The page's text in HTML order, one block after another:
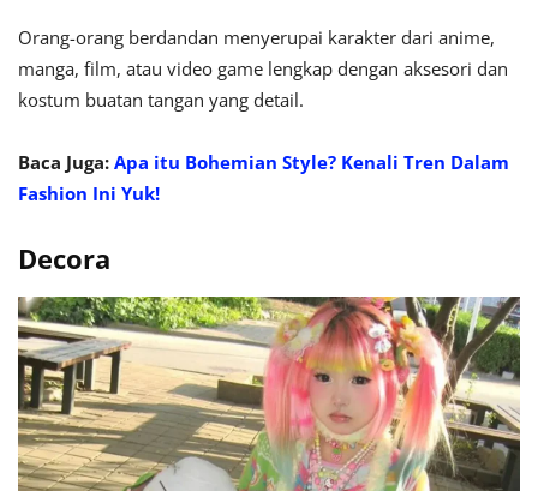
Orang-orang berdandan menyerupai karakter dari anime,
manga, film, atau video game lengkap dengan aksesori dan
kostum buatan tangan yang detail.
Baca Juga: Apa itu Bohemian Style? Kenali Tren Dalam
Fashion Ini Yuk!
Decora